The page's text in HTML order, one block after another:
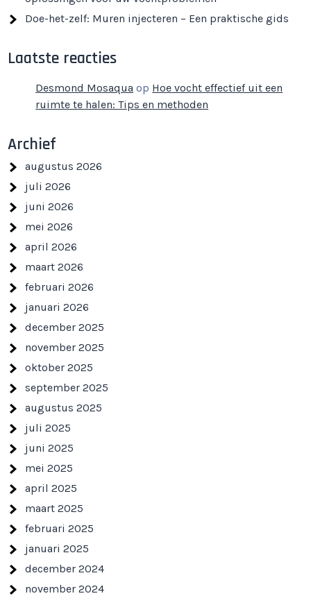
Doe-het-zelf: Muren injecteren – Een praktische gids
Laatste reacties
Desmond Mosaqua op Hoe vocht effectief uit een
ruimte te halen: Tips en methoden
Archief
augustus 2026
juli 2026
juni 2026
mei 2026
april 2026
maart 2026
februari 2026
januari 2026
december 2025
november 2025
oktober 2025
september 2025
augustus 2025
juli 2025
juni 2025
mei 2025
april 2025
maart 2025
februari 2025
januari 2025
december 2024
november 2024